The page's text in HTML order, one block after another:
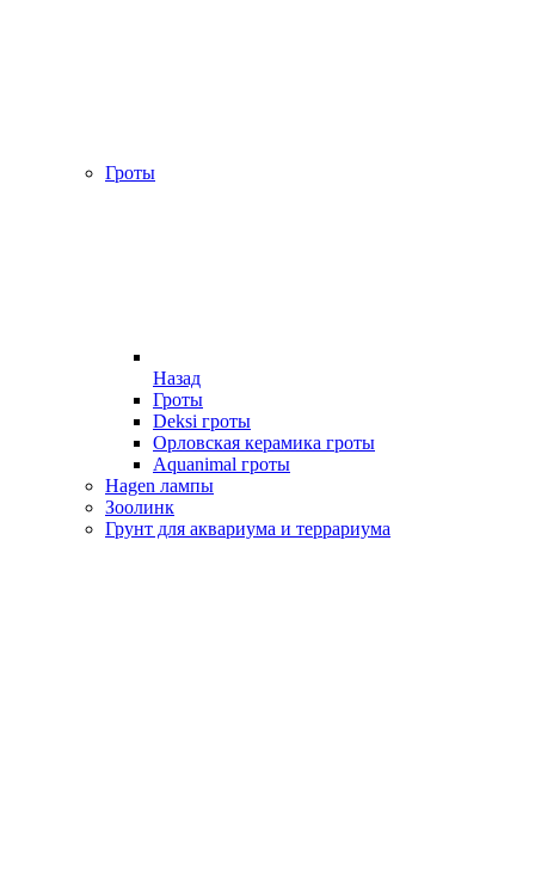
Гроты
Назад
Гроты
Deksi гроты
Орловская керамика гроты
Aquanimal гроты
Hagen лампы
Зоолинк
Грунт для аквариума и террариума